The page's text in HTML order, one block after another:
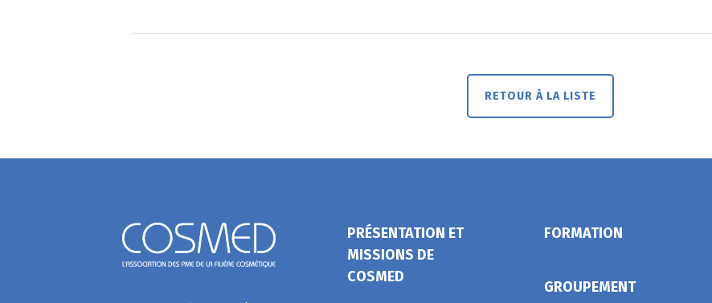
RETOUR À LA LISTE
PRÉSENTATION ET
MISSIONS DE
COSMED
FORMATION
GROUPEMENT